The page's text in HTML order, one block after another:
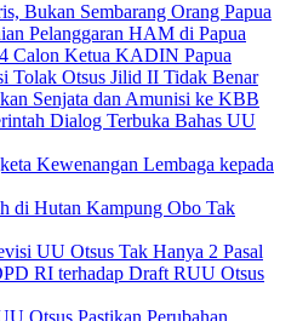
Bukan Sembarang Orang Papua
Pelanggaran HAM di Papua
Calon Ketua KADIN Papua
Tolak Otsus Jilid II Tidak Benar
Senjata dan Amunisi ke KBB
Dialog Terbuka Bahas UU
Kewenangan Lembaga kepada
di Hutan Kampung Obo Tak
UU Otsus Tak Hanya 2 Pasal
RI terhadap Draft RUU Otsus
Otsus Pastikan Perubahan